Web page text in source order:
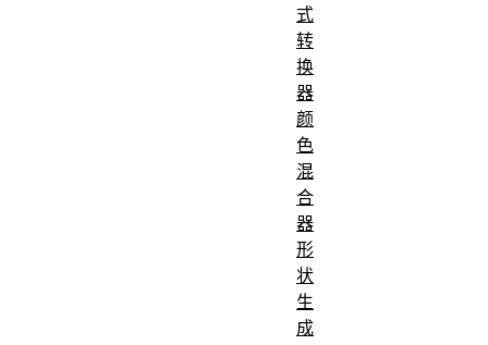
式
转
换
器
颜
色
混
合
器
形
状
生
成